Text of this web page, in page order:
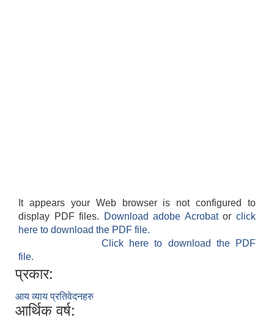
It appears your Web browser is not configured to
display PDF files.
Download adobe Acrobatorclick
here to download the PDF file.
Click here to download the PDF
file.
प्रकार:
आय व्याय प्रतिवेदनहरु
आर्थिक वर्ष: